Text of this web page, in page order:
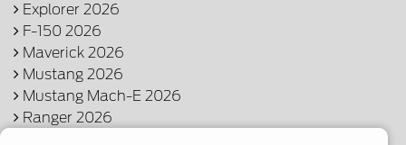
Explorer 2026
F-150 2026
Maverick 2026
Mustang 2026
Mustang Mach-E 2026
Ranger 2026